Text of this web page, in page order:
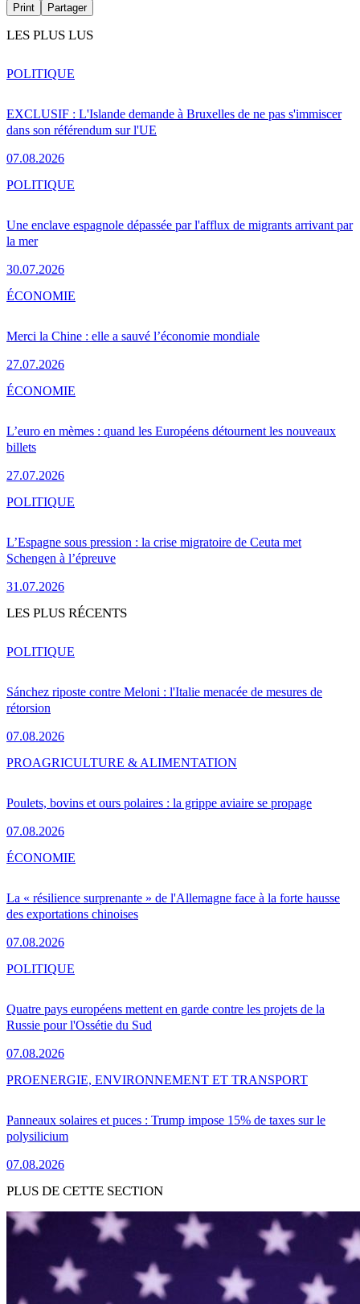
Print Partager
LES PLUS LUS
EXCLUSIF : L'Islande demande à Bruxelles de ne pas s'immiscer
dans son référendum sur l'UE
07.08.2026
POLITIQUE
Une enclave espagnole dépassée par l'afflux de migrants arrivant par
la mer
30.07.2026
POLITIQUE
Merci la Chine : elle a sauvé l’économie mondiale
27.07.2026
ÉCONOMIE
L’euro en mèmes : quand les Européens détournent les nouveaux
billets
27.07.2026
ÉCONOMIE
L’Espagne sous pression : la crise migratoire de Ceuta met
Schengen à l’épreuve
31.07.2026
POLITIQUE
LES PLUS RÉCENTS
Sánchez riposte contre Meloni : l'Italie menacée de mesures de
rétorsion
07.08.2026
POLITIQUE
Poulets, bovins et ours polaires : la grippe aviaire se propage
07.08.2026
PROAGRICULTURE & ALIMENTATION
La « résilience surprenante » de l'Allemagne face à la forte hausse
des exportations chinoises
07.08.2026
ÉCONOMIE
Quatre pays européens mettent en garde contre les projets de la
Russie pour l'Ossétie du Sud
07.08.2026
POLITIQUE
Panneaux solaires et puces : Trump impose 15% de taxes sur le
polysilicium
07.08.2026
PROENERGIE, ENVIRONNEMENT ET TRANSPORT
PLUS DE CETTE SECTION